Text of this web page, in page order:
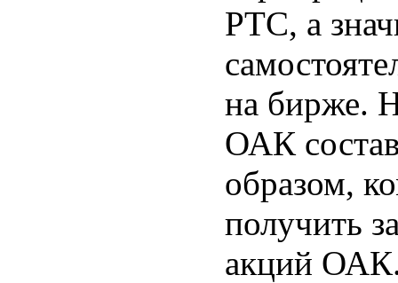
РТС, а
на бирже.
ОАК
образом,
получить
акций